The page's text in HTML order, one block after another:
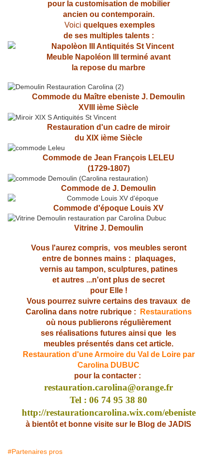
pour la customisation de mobilier
ancien ou contemporain.
Voici quelques exemples
de ses multiples talents :
Meuble Napoléon III terminé avant
la repose du marbre
Commode du Maître ebeniste J. Demoulin
XVIII ième Siècle
Restauration d'un cadre de miroir
du XIX ième Siècle
Commode de Jean François LELEU
(1729-1807)
Commode de J. Demoulin
Commode d'époque Louis XV
Vitrine J. Demoulin
Vous l'aurez compris, vos meubles seront
entre de bonnes mains : plaquages,
vernis au tampon, sculptures, patines
et autres ...n'ont plus de secret
pour Elle !
Vous pourrez suivre certains des travaux de
Carolina dans notre rubrique :
Restaurations
où nous publierons régulièrement
ses réalisations futures ainsi que les
meubles présentés dans cet article.
Restauration d'une Armoire du Val de Loire par
Carolina DUBUC
pour la contacter :
restauration.carolina@orange.fr
Tel : 06 74 95 38 80
http://restaurationcarolina.wix.com/ebeniste
à bientôt et bonne visite sur le Blog de JADIS
#Partenaires pros